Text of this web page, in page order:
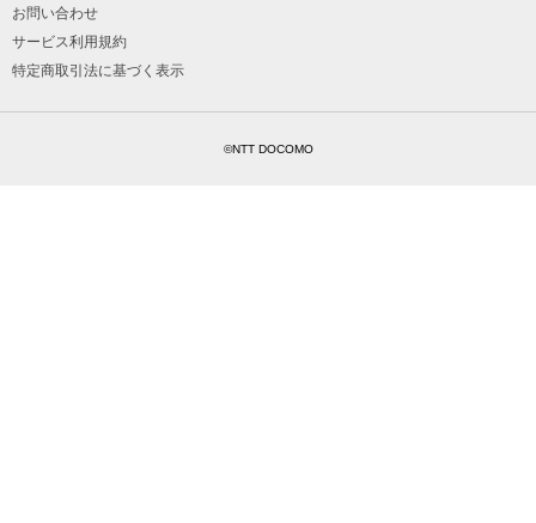
お問い合わせ
サービス利用規約
特定商取引法に基づく表示
©NTT DOCOMO